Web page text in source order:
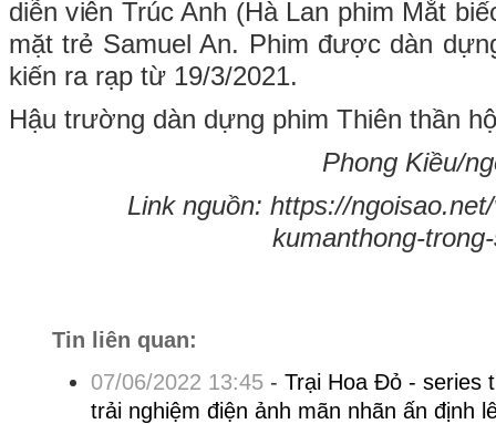
diễn viên Trúc Anh (Hà Lan phim Mắt
mặt trẻ Samuel An. Phim được dàn
kiến ra rạp từ 19/3/2021.
Hậu trường dàn dựng phim Thiên thần
Phong Kiều/
Link nguồn: https://
kumanthong-
Tin liên quan:
07/06/2022 13:45- Trại Hoa Đỏ - series
trải nghiệm điện ảnh mãn nhãn ấn định